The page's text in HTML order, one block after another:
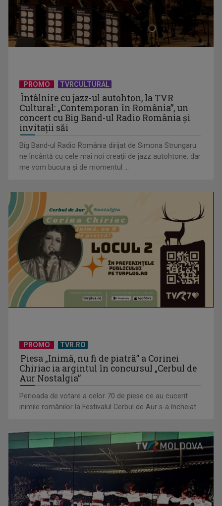
De ce și cum folosim transportul în comun: călătoria cu
autobuzul, un mod de ...
Libertate și austeritate: Cine e Stăpânul Inelelor ?
PROMO TVRCULTURAL
Întâlnire cu jazz-ul autohton, la TVR
Cultural: „Contemporan în România”, un
concert cu Big Band-ul Radio România şi
invitaţii săi
Big Band-ul Radio România dirijat de Simona Strungaru
ne încântă cu cele mai noi creaţii de jazz autohtone, dar
PROMO TVR.RO
Piesa „Inimă, nu fi de piatră” a Corinei
Chiriac ia argintul în concursul „Cerbul de
Aur Nostalgia”
Perioada de votare a celor 70 de piese ce au cucerit